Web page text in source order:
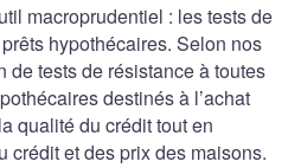
macroprudentiel : les tests de
hypothécaires. Selon nos
de tests de résistance à toutes
destinés à l’achat
qualité du crédit tout en
crédit et des prix des maisons.